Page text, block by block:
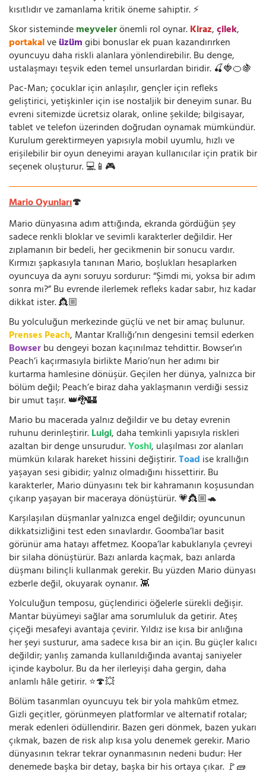
kısıtlıdır ve zamanlama kritik öneme sahiptir. ⚡
Skor sistemindemeyvelerönemli rol oynar.Kiraz,çilek,
portakalveüzümgibi bonuslar ek puan kazandırırken
oyuncuyu daha riskli alanlara yönlendirebilir. Bu denge,
ustalaşmayı teşvik eden temel unsurlardan biridir. 🍒🍓🍊🍇
Pac-Man; çocuklar için anlaşılır, gençler için refleks
geliştirici, yetişkinler için ise nostaljik bir deneyim sunar. Bu
evreni sitemizde ücretsiz olarak, online şekilde; bilgisayar,
tablet ve telefon üzerinden doğrudan oynamak mümkündür.
Kurulum gerektirmeyen yapısıyla mobil uyumlu, hızlı ve
erişilebilir bir oyun deneyimi arayan kullanıcılar için pratik bir
seçenek oluşturur. 💻📱🎮
Mario Oyunları🍄
Mario dünyasına adım attığında, ekranda gördüğün şey
sadece renkli bloklar ve sevimli karakterler değildir. Her
zıplamanın bir bedeli, her gecikmenin bir sonucu vardır.
Kırmızı şapkasıyla tanınan Mario, boşlukları hesaplarken
oyuncuya da aynı soruyu sordurur: “Şimdi mi, yoksa bir adım
sonra mı?” Bu evrende ilerlemek refleks kadar sabır, hız kadar
dikkat ister. 👸🏼
Bu yolculuğun merkezinde güçlü ve net bir amaç bulunur.
Prenses Peach, Mantar Krallığı’nın dengesini temsil ederken
Bowserbu dengeyi bozan kaçınılmaz tehdittir. Bowser’ın
Peach’i kaçırmasıyla birlikte Mario’nun her adımı bir
kurtarma hamlesine dönüşür. Geçilen her dünya, yalnızca bir
bölüm değil; Peach’e biraz daha yaklaşmanın verdiği sessiz
bir umut taşır. 👑🐉🏰
Mario bu macerada yalnız değildir ve bu detay evrenin
ruhunu derinleştirir.Luigi, daha temkinli yapısıyla riskleri
azaltan bir denge unsurudur.Yoshi, ulaşılması zor alanları
mümkün kılarak hareket hissini değiştirir.Toad ise krallığın
yaşayan sesi gibidir; yalnız olmadığını hissettirir. Bu
karakterler, Mario dünyasını tek bir kahramanın koşusundan
çıkarıp yaşayan bir maceraya dönüştürür. 💗👸🏼🐢
Karşılaşılan düşmanlar yalnızca engel değildir; oyuncunun
dikkatsizliğini test eden sınavlardır. Goomba’lar basit
görünür ama hatayı affetmez. Koopa’lar kabuklarıyla çevreyi
bir silaha dönüştürür. Bazı anlarda kaçmak, bazı anlarda
düşmanı bilinçli kullanmak gerekir. Bu yüzden Mario dünyası
ezberle değil, okuyarak oynanır. 👾
Yolculuğun temposu, güçlendirici öğelerle sürekli değişir.
Mantar büyümeyi sağlar ama sorumluluk da getirir. Ateş
çiçeği mesafeyi avantaja çevirir. Yıldız ise kısa bir anlığına
her şeyi susturur, ama sadece kısa bir an için. Bu güçler kalıcı
değildir; yanlış zamanda kullanıldığında avantaj saniyeler
içinde kaybolur. Bu da her ilerleyişi daha gergin, daha
anlamlı hâle getirir. ⭐🍄💥
Bölüm tasarımları oyuncuyu tek bir yola mahkûm etmez.
Gizli geçitler, görünmeyen platformlar ve alternatif rotalar;
merak edenleri ödüllendirir. Bazen geri dönmek, bazen yukarı
çıkmak, bazen de risk alıp kısa yolu denemek gerekir. Mario
dünyasının tekrar tekrar oynanmasının nedeni budur: Her
denemede başka bir detay, başka bir his ortaya çıkar. 🚩🧱